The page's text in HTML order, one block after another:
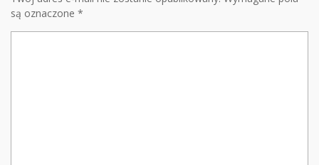
są oznaczone *